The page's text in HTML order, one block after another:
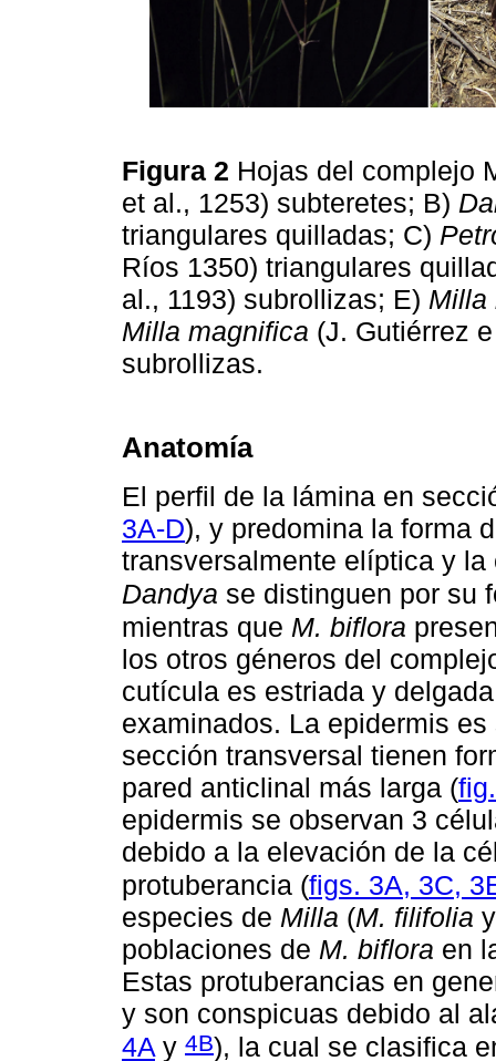
Figura 2 Hojas del complejo
et al., 1253) subteretes; B)
triangulares quilladas; C)
Ríos 1350) triangulares
al., 1193) subrollizas; E) Milla
Milla magnifica (J. Gutiérrez
subrollizas.
Anatomía
El perfil de la lámina en
3A-D), y predomina la forma
transversalmente elíptica y
Dandya se distinguen por su
mientras que M. biflora
los otros géneros del
cutícula es estriada y
examinados. La epidermis
sección transversal tienen
pared anticlinal más larga (
epidermis se observan 3
debido a la elevación de la
protuberancia (figs. 3A, 3C,
especies de Milla (M. filifolia
poblaciones de M. biflora en
Estas protuberancias en
y son conspicuas debido al
4A y 4B), la cual se clasifica